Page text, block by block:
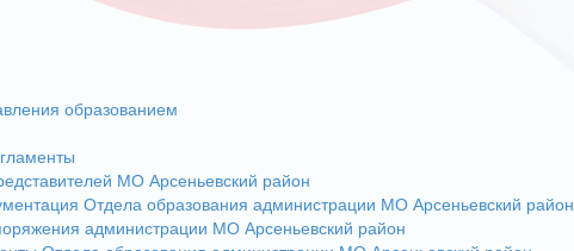
образованием
МО Арсеньевский район
Отдела образования администрации МО Арсеньевский район
администрации МО Арсеньевский район